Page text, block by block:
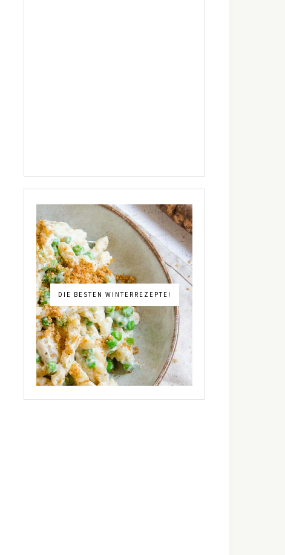
DIE BESTEN WINTERREZEPTE!